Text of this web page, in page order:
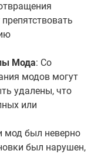
Мода: Со
модов могут
удалены, что
или
мод был неверно
был нарушен,